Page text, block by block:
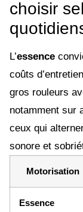
choisir
L’essence
coûts
gros rouleurs
notamment sur
ceux qui
sonore et
Motorisation
Essence